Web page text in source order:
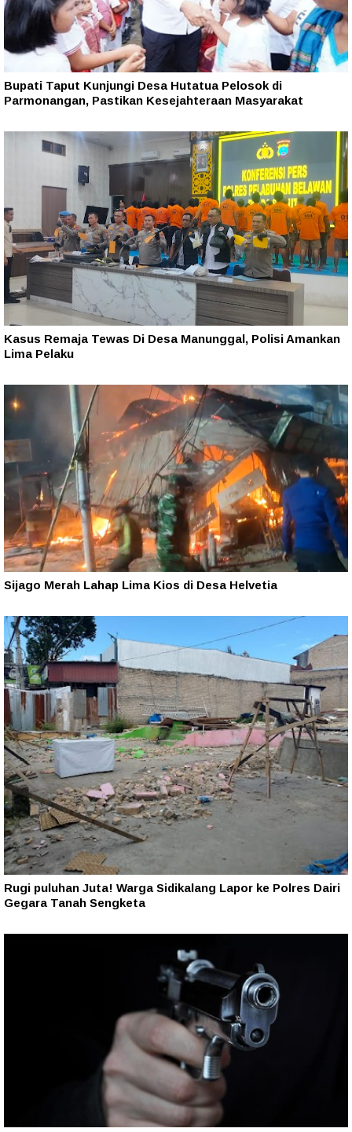
Bupati Taput Kunjungi Desa Hutatua Pelosok di
Parmonangan, Pastikan Kesejahteraan Masyarakat
Kasus Remaja Tewas Di Desa Manunggal, Polisi Amankan
Lima Pelaku
Sijago Merah Lahap Lima Kios di Desa Helvetia
Rugi puluhan Juta! Warga Sidikalang Lapor ke Polres Dairi
Gegara Tanah Sengketa